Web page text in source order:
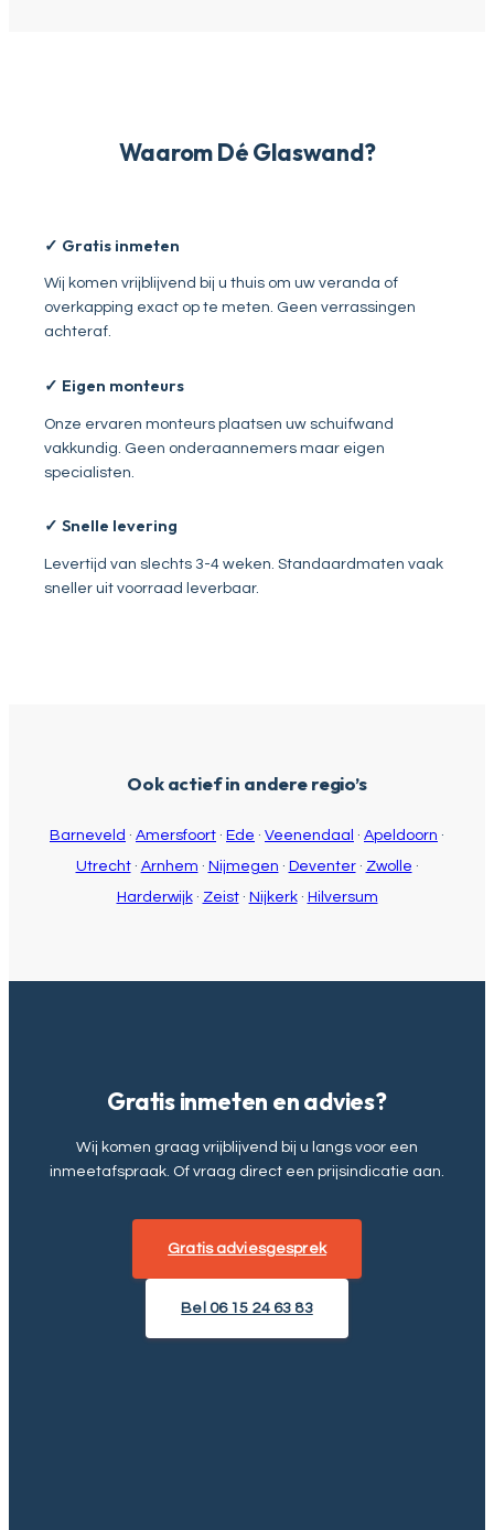
Waarom Dé Glaswand?
✓ Gratis inmeten
Wij komen vrijblijvend bij u thuis om uw veranda of
overkapping exact op te meten. Geen verrassingen
achteraf.
✓ Eigen monteurs
Onze ervaren monteurs plaatsen uw schuifwand
vakkundig. Geen onderaannemers maar eigen
specialisten.
✓ Snelle levering
Levertijd van slechts 3-4 weken. Standaardmaten vaak
sneller uit voorraad leverbaar.
Ook actief in andere regio’s
Barneveld · Amersfoort · Ede · Veenendaal · Apeldoorn ·
Utrecht· Arnhem · Nijmegen · Deventer· Zwolle ·
Harderwijk· Zeist· Nijkerk· Hilversum
Gratis inmeten en advies?
Wij komen graag vrijblijvend bij u langs voor een
inmeetafspraak. Of vraag direct een prijsindicatie aan.
Gratis adviesgesprek
Bel 06 15 24 63 83